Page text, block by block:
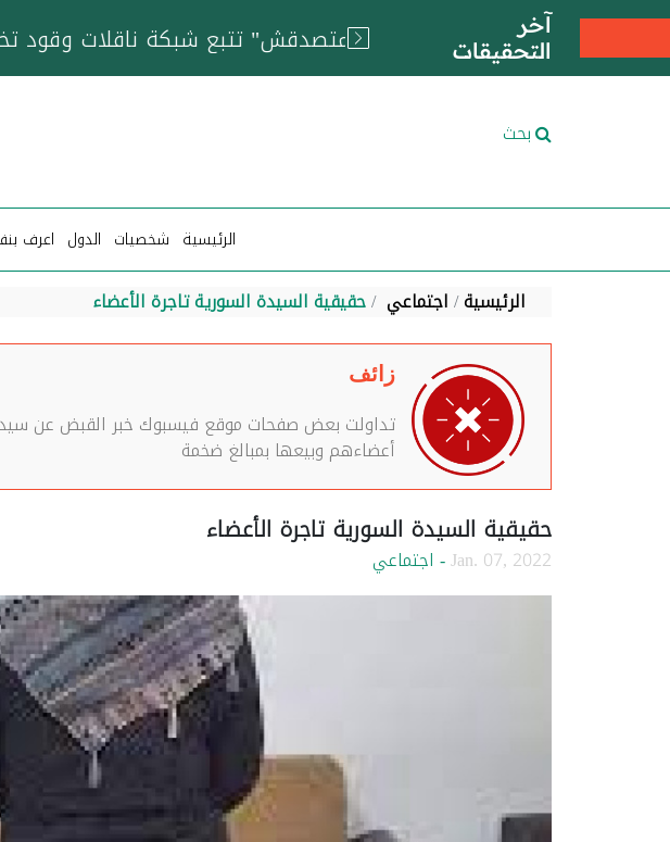
آخر
التحقيقات
خزان عائم..
بحث
الرئيسية شخصيات الدول اعرف
الرئيسية اجتماعي حقيقية السيدة السورية تاجرة الأعضاء
زائف
تداولت بعض صفحات موقع فيسبوك خبر القبض عن
أعضاءهم وبيعها بمبالغ ضخمة
حقيقية السيدة السورية تاجرة الأعضاء
Jan. 07, 2022- اجتماعي